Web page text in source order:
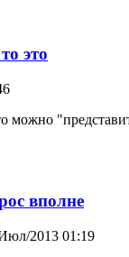
это
можно
вполне
2013 01:19